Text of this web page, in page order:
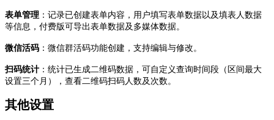
表单管理 ：记录已创建表单内容，用户填写表单数据以及填表人数据
等信息，付费版可导出表单数据及多媒体数据。
微信活码 ：微信群活码功能创建，支持编辑与修改。
扫码统计 ：统计已生成二维码数据，可自定义查询时间段（区间最大
设置三个月），查看二维码扫码人数及次数。
其他设置